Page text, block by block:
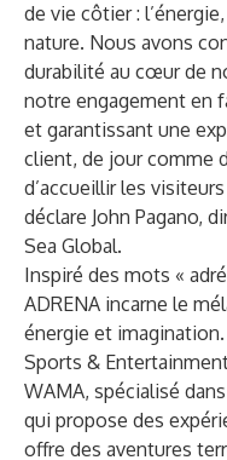
de vie côtier :
nature. Nous avons
durabilité au cœur de
notre engagement en
et garantissant une
client, de jour comme
d’accueillir les
déclare John Pagano,
Sea Global.
Inspiré des mots «
ADRENA incarne le
énergie et
Sports &
WAMA, spécialisé
qui propose des
offre des aventures